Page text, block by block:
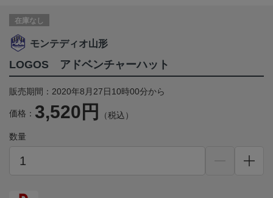
在庫なし
モンテディオ山形
LOGOS アドベンチャーハット
販売期間：2020年8月27日10時00分から
価格： 3,520円 （税込）
数量